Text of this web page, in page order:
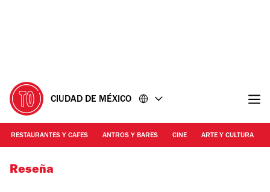
CIUDAD DE MÉXICO
RESTAURANTES Y CAFES ANTROS Y BARES CINE ARTE Y CULTURA
Foto: Cortesía
Reseña